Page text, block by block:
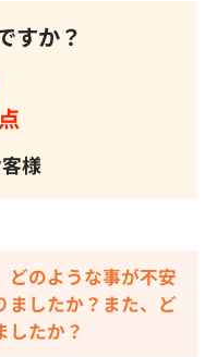
すか？
点
様
どのような事が不安
ましたか？また、ど
したか？